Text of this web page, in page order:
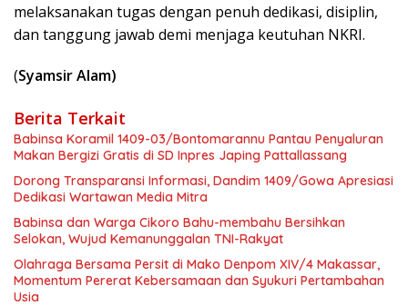
melaksanakan tugas dengan penuh dedikasi, disiplin,
dan tanggung jawab demi menjaga keutuhan NKRI.
(Syamsir Alam)
Berita Terkait
Babinsa Koramil 1409-03/Bontomarannu Pantau Penyaluran
Makan Bergizi Gratis di SD Inpres Japing Pattallassang
Dorong Transparansi Informasi, Dandim 1409/Gowa Apresiasi
Dedikasi Wartawan Media Mitra
Babinsa dan Warga Cikoro Bahu-membahu Bersihkan
Selokan, Wujud Kemanunggalan TNI-Rakyat
Olahraga Bersama Persit di Mako Denpom XIV/4 Makassar,
Momentum Pererat Kebersamaan dan Syukuri Pertambahan
Usia